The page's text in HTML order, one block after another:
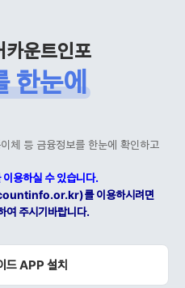
카운트인포
한눈에
체 등 금융정보를 한눈에 확인하고
용하실 수 있습니다.
를 이용하시려면
여 주시기바랍니다.
드 APP 설치